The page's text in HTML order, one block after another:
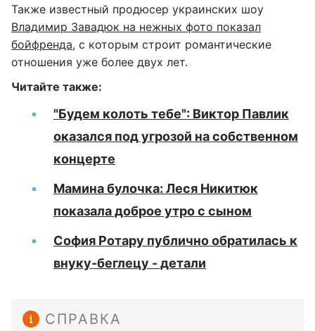
Также известный продюсер украинских шоу
Владимир Завадюк на нежных фото показал
бойфренда, с которым строит романтические
отношения уже более двух лет.
Читайте также:
"Будем колоть тебе": Виктор Павлик
оказался под угрозой на собственном
концерте
Мамина булочка: Леся Никитюк
показала доброе утро с сыном
София Ротару публично обратилась к
внуку-беглецу - детали
СПРАВКА